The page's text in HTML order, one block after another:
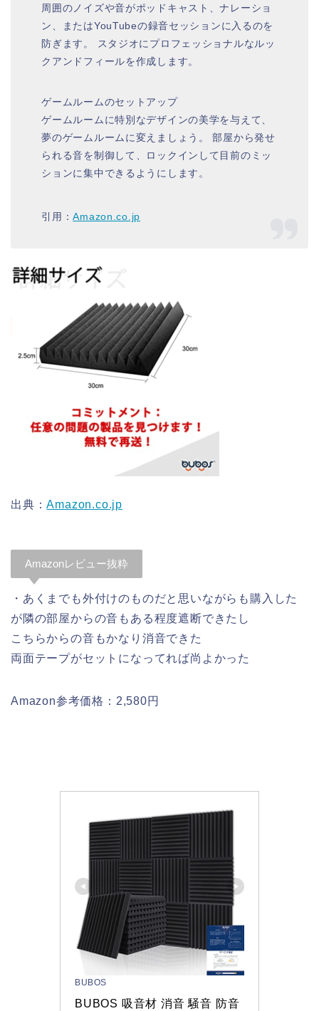
周囲のノイズや音がポッドキャスト、ナレーショ
ン、またはYouTubeの録音セッションに入るのを
防ぎます。 スタジオにプロフェッショナルなルッ
クアンドフィールを作成します。
ゲームルームのセットアップ
ゲームルームに特別なデザインの美学を与えて、
夢のゲームルームに変えましょう。 部屋から発せ
られる音を制御して、ロックインして目前のミッ
ションに集中できるようにします。
引用：Amazon.co.jp
出典：Amazon.co.jp
Amazonレビュー抜粋
・あくまでも外付けのものだと思いながらも購入した
が隣の部屋からの音もある程度遮断できたし
こちらからの音もかなり消音できた
両面テープがセットになってれば尚よかった
Amazon参考価格：2,580円
BUBOS
BUBOS 吸音材 消音 騒音 防音